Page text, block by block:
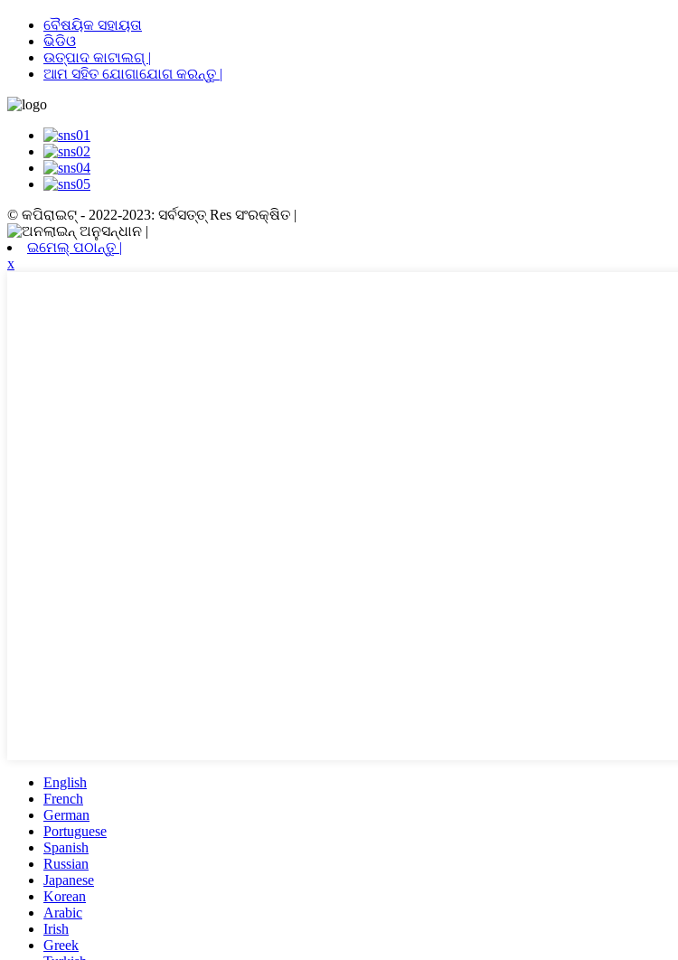
ବୈଷୟିକ ସହାୟତା
ଭିଡିଓ
ଉତ୍ପାଦ କାଟାଲଗ୍ |
ଆମ ସହିତ ଯୋଗାଯୋଗ କରନ୍ତୁ |
© କପିରାଇଟ୍ - 2022-2023: ସର୍ବସତ୍ତ୍ Res ସଂରକ୍ଷିତ |
ଇମେଲ୍ ପଠାନ୍ତୁ |
x
English
French
German
Portuguese
Spanish
Russian
Japanese
Korean
Arabic
Irish
Greek